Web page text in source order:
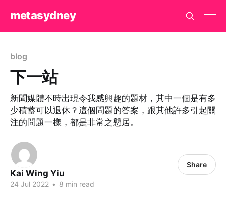
metasydney
blog
下一站
新聞媒體不時出現令我感興趣的題材，其中一個是有多
少積蓄可以退休？這個問題的答案，跟其他許多引起關
注的問題一樣，都是非常之戅居。
Kai Wing Yiu
24 Jul 2022 • 8 min read
Share